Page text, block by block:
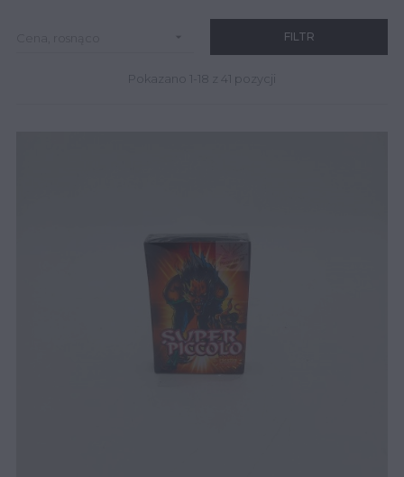
 FILTR
Pokazano 1-18 z 41 pozycji